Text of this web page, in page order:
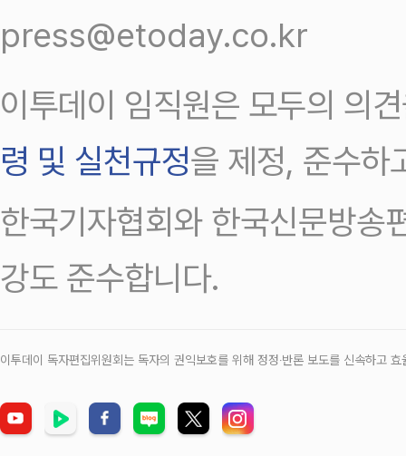
press@etoday.co.kr
이투데이 임직원은 모두의 의
령 및 실천규정을 제정, 준수하
한국기자협회와 한국신문방송
강도 준수합니다.
이투데이 독자편집위원회는 독자의 권익보호를 위해 정정‧반론 보도를 신속하고